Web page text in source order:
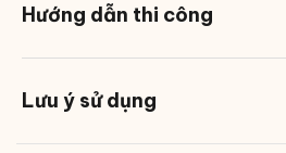
Hướng dẫn thi công
Lưu ý sử dụng